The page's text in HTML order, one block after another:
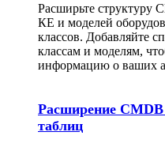
Расширьте структуру
КЕ и моделей
классов. Добавляйте
классам и моделям,
информацию о ваших
Расширение CMDB
таблиц